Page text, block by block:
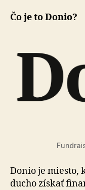
Čo je to Donio?
Donio je miesto,
du­cho získať